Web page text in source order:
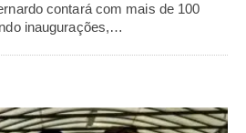
contará com mais de 100
inaugurações,…